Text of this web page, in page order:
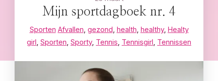
Mijn sportdagboek nr. 4
Sporten Afvallen gezond health healthy, Healty
girl Sporten Sporty, Tennis Tennisgirl Tennissen